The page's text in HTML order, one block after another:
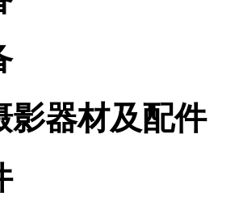
影器材及配件